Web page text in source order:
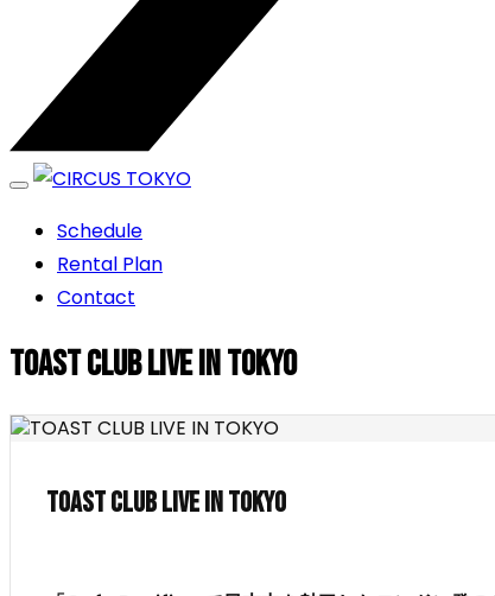
CIRCUS TOKYO
エンターテイメントスペース
Schedule
Rental Plan
Contact
TOAST CLUB LIVE IN TOKYO
TOAST CLUB LIVE IN TOKYO